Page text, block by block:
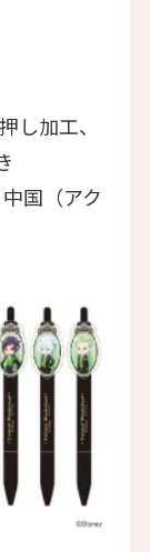
加工、
国（アク